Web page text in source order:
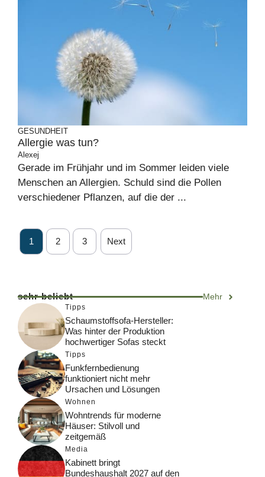
GESUNDHEIT
Allergie was tun?
Alexej
Gerade im Frühjahr und im Sommer leiden viele
Menschen an Allergien. Schuld sind die Pollen
verschiedener Pflanzen, auf die der ...
1 2 3 Next
sehr beliebt Mehr
Tipps
Schaumstoffsofa-Hersteller:
Was hinter der Produktion
hochwertiger Sofas steckt
Tipps
Funkfernbedienung
funktioniert nicht mehr
Ursachen und Lösungen
Wohnen
Wohntrends für moderne
Häuser: Stilvoll und
zeitgemäß
Media
Kabinett bringt
Bundeshaushalt 2027 auf den